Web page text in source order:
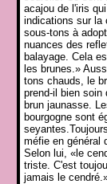
acajou de l'iris
indications sur la
sous-tons à
nuances des
balayage. Cela
les brunes.»
tons chauds, le
prend-il bien soin
brun jaunasse.
bourgogne sont
méfie en général
Selon lui, «le
triste. C'est
jamais le